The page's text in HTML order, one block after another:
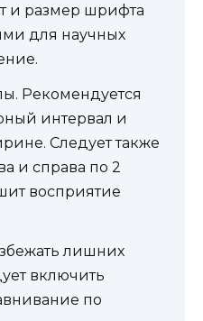
и размер шрифта
для научных
Рекомендуется
интервал и
Следует также
и справа по 2
восприятие
лишних
включить
по